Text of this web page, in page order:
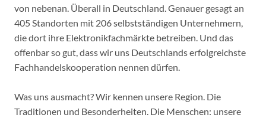
von nebenan. Überall in Deutschland. Genauer gesagt an
405 Standorten mit 206 selbstständigen Unternehmern,
die dort ihre Elektronikfachmärkte betreiben. Und das
offenbar so gut, dass wir uns Deutschlands erfolgreichste
Fachhandelskooperation nennen dürfen.
Was uns ausmacht? Wir kennen unsere Region. Die
Traditionen und Besonderheiten. Die Menschen: unsere